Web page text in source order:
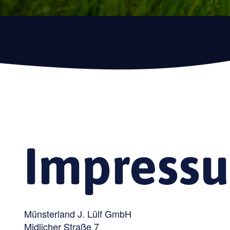
Münsterland J. Lülf GmbH
Midlicher Straße 7